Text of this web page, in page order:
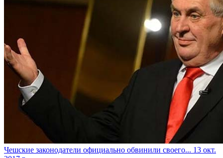
​Чешские законодатели официально обвинили своего... 13 окт.